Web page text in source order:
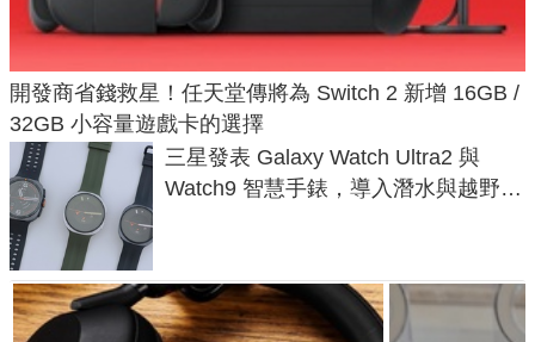
開發商省錢救星！任天堂傳將為 Switch 2 新增 16GB /
32GB 小容量遊戲卡的選擇
三星發表 Galaxy Watch Ultra2 與
Watch9 智慧手錶，導入潛水與越野跑